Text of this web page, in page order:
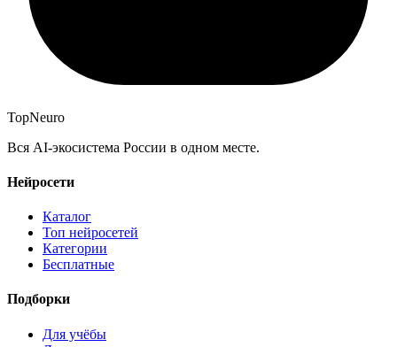
TopNeuro
Вся AI-экосистема России в одном месте.
Нейросети
Каталог
Топ нейросетей
Категории
Бесплатные
Подборки
Для учёбы